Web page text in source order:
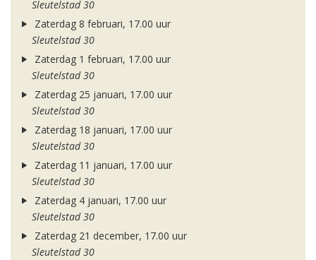
Sleutelstad 30
Zaterdag 8 februari, 17.00 uur
Sleutelstad 30
Zaterdag 1 februari, 17.00 uur
Sleutelstad 30
Zaterdag 25 januari, 17.00 uur
Sleutelstad 30
Zaterdag 18 januari, 17.00 uur
Sleutelstad 30
Zaterdag 11 januari, 17.00 uur
Sleutelstad 30
Zaterdag 4 januari, 17.00 uur
Sleutelstad 30
Zaterdag 21 december, 17.00 uur
Sleutelstad 30